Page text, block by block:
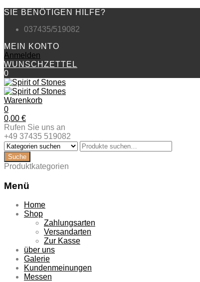
SIE BENÖTIGEN HILFE?
037435/519082
MEIN KONTO
Anmelden
WUNSCHZETTEL
0
Warenkorb
0
0,00 €
Rufen Sie uns an
+49 37435 519082
Produktkategorien
Menü
Zum
Inhalt
Home
Shop
Zahlungsarten
Versandarten
Zur Kasse
über uns
Galerie
Kundenmeinungen
Messen